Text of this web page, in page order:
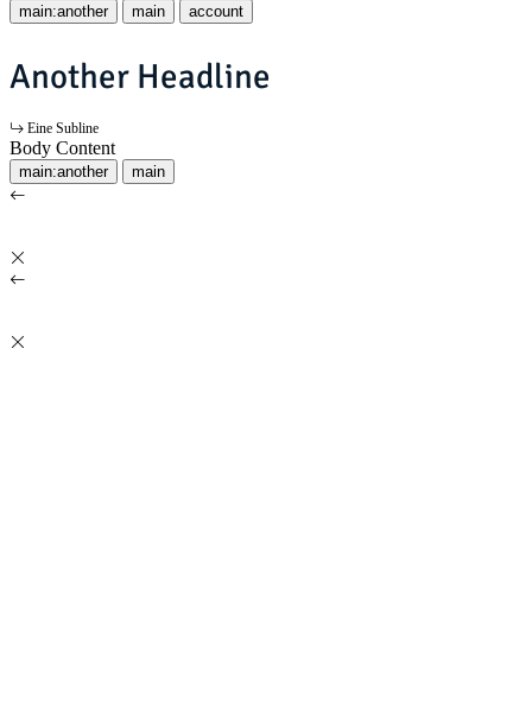
main:another main account
Another Headline
Eine Subline
Body Content
main:another main